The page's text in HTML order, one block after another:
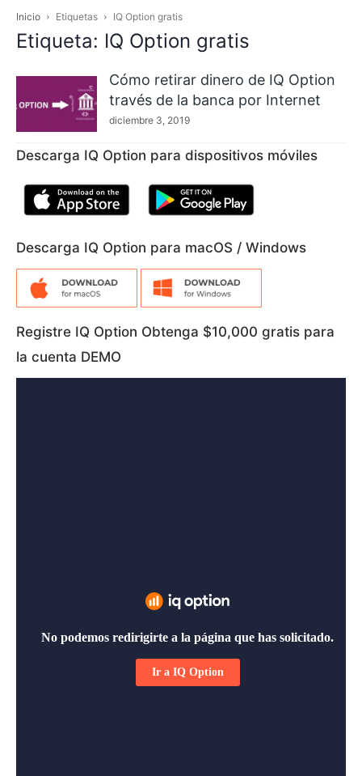
Inicio Etiquetas IQ Option gratis
Etiqueta: IQ Option gratis
Cómo retirar dinero de IQ Option
través de la banca por Internet
diciembre 3, 2019
Descarga IQ Option para dispositivos móviles
Descarga IQ Option para macOS / Windows
Registre IQ Option Obtenga $10,000 gratis para
la cuenta DEMO